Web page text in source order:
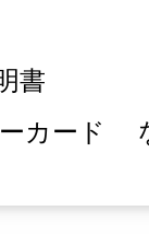
書
カード